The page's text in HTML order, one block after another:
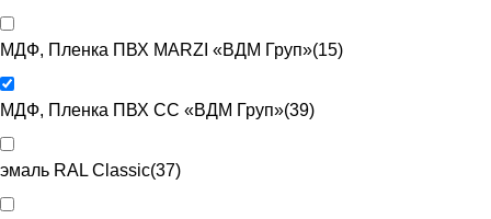
МДФ, Пленка ПВХ MARZI «ВДМ Груп»(15)
МДФ, Пленка ПВХ CC «ВДМ Груп»(39)
эмаль RAL Classic(37)